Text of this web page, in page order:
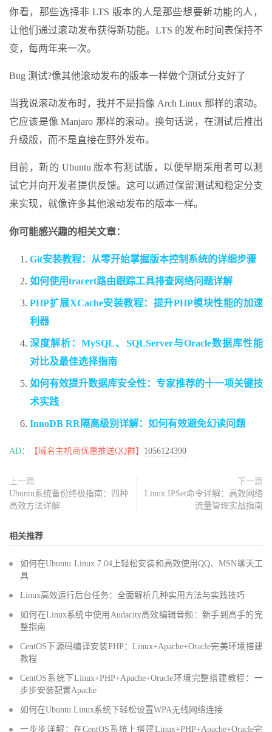
你看，那些选择非 LTS 版本的人是那些想要新功能的人，
让他们通过滚动发布获得新功能。LTS 的发布时间表保持不
变，每两年来一次。
Bug 测试?像其他滚动发布的版本一样做个测试分支好了
当我说滚动发布时，我并不是指像 Arch Linux 那样的滚动。
它应该是像 Manjaro 那样的滚动。换句话说，在测试后推出
升级版，而不是直接在野外发布。
目前，新的 Ubuntu 版本有测试版，以便早期采用者可以测
试它并向开发者提供反馈。这可以通过保留测试和稳定分支
来实现，就像许多其他滚动发布的版本一样。
你可能感兴趣的相关文章：
Git安装教程：从零开始掌握版本控制系统的详细步骤
如何使用tracert路由跟踪工具排查网络问题详解
PHP扩展XCache安装教程：提升PHP模块性能的加速
利器
深度解析：MySQL、SQLServer与Oracle数据库性能
对比及最佳选择指南
如何有效提升数据库安全性：专家推荐的十一项关键技
术实践
InnoDB RR隔离级别详解：如何有效避免幻读问题
AD： 【域名主机商优惠推送QQ群】 1056124390
上一篇
Ubuntu系统备份终极指南：四种
高效方法详解
下一篇
Linux IPSet命令详解：高效网络
流量管理实战指南
相关推荐
如何在Ubuntu Linux 7.04上轻松安装和高效使用QQ、MSN聊天工
具
Linux高效运行后台任务：全面解析几种实用方法与实践技巧
如何在Linux系统中使用Audacity高效编辑音频：新手到高手的完
整指南
CentOS下源码编译安装PHP：Linux+Apache+Oracle完美环境搭建
教程
CentOS系统下Linux+PHP+Apache+Oracle环境完整搭建教程：一
步步安装配置Apache
如何在Ubuntu Linux系统下轻松设置WPA无线网络连接
一步步详解：在CentOS系统上搭建Linux+PHP+Apache+Oracle完